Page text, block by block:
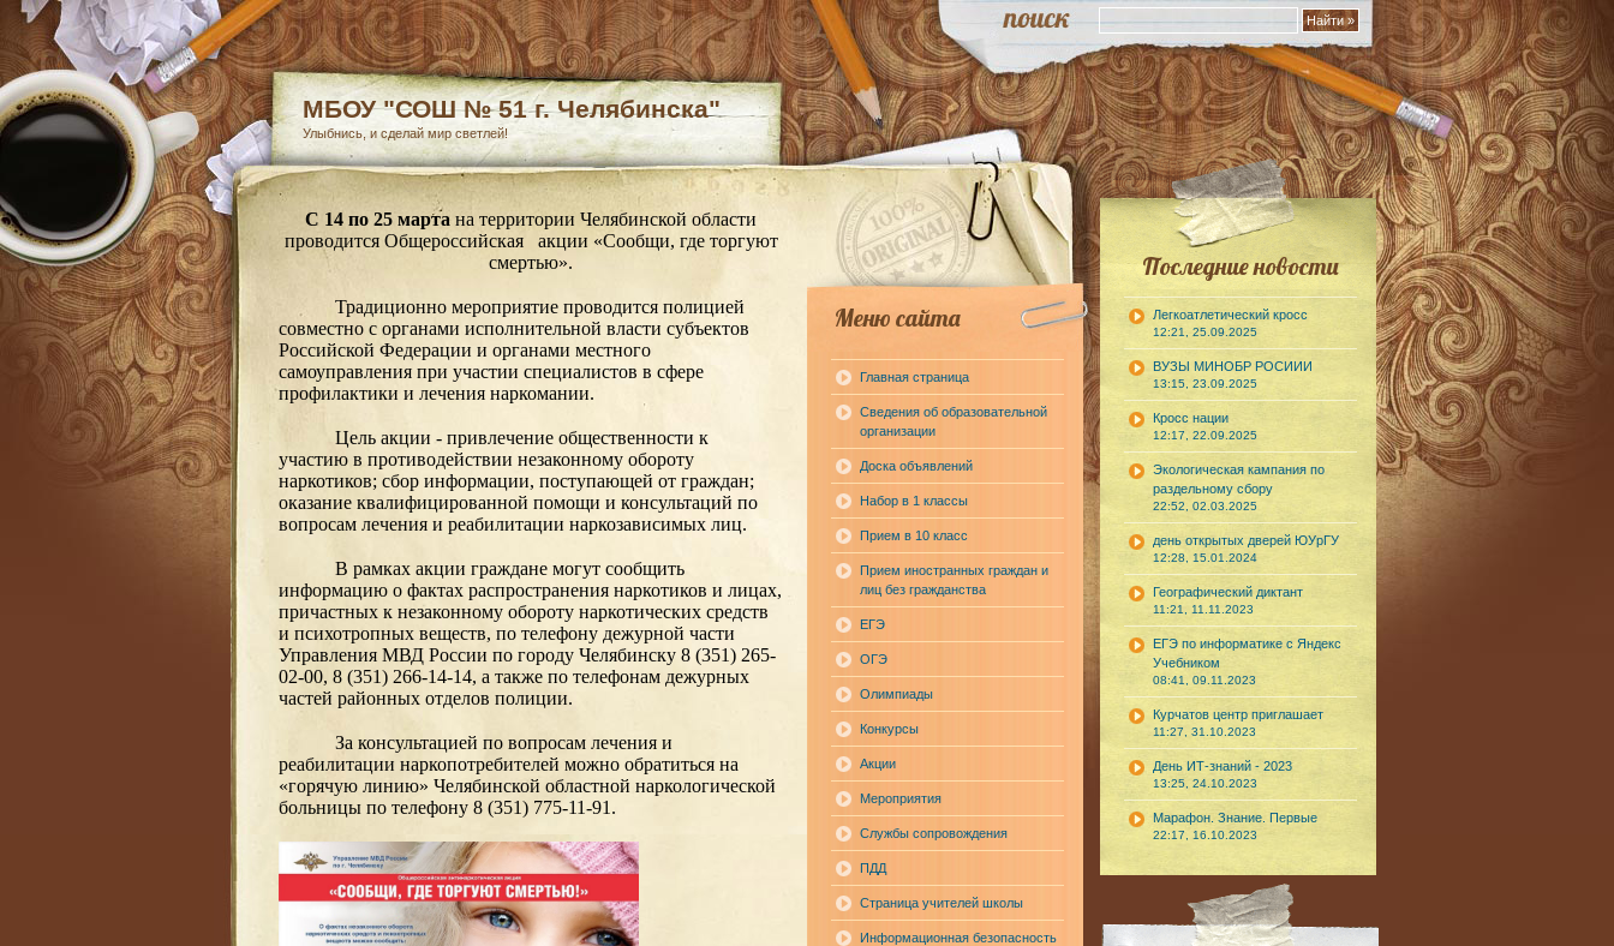
МБОУ "СОШ № 51 г. Челябинска"
Улыбнись, и сделай мир светлей!
C 14 по 25 марта на территории Челябинской области
проводится Общероссийская акции «Сообщи, где торгуют
смертью».
Традиционно мероприятие проводится полицией
совместно с органами исполнительной власти субъектов
Российской Федерации и органами местного
самоуправления при участии специалистов в сфере
профилактики и лечения наркомании.
Цель акции - привлечение общественности к
участию в противодействии незаконному обороту
наркотиков; сбор информации, поступающей от граждан;
оказание квалифицированной помощи и консультаций по
вопросам лечения и реабилитации наркозависимых лиц.
В рамках акции граждане могут сообщить
информацию о фактах распространения наркотиков и лицах,
причастных к незаконному обороту наркотических средств
и психотропных веществ, по телефону дежурной части
Управления МВД России по городу Челябинску 8 (351) 265-
02-00, 8 (351) 266-14-14, а также по телефонам дежурных
частей районных отделов полиции.
За консультацией по вопросам лечения и
реабилитации наркопотребителей можно обратиться на
«горячую линию» Челябинской областной наркологической
больницы по телефону 8 (351) 775-11-91.
Меню сайта
Главная страница
Сведения об образовательной
организации
Доска объявлений
Набор в 1 классы
Прием в 10 класс
Прием иностранных граждан и
лиц без гражданства
ЕГЭ
ОГЭ
Олимпиады
Конкурсы
Акции
Мероприятия
Службы сопровождения
ПДД
Страница учителей школы
Информационная безопасность
Последние новости
Легкоатлетический кросс
12:21, 25.09.2025
ВУЗЫ МИНОБР РОСИИИ
13:15, 23.09.2025
Кросс нации
12:17, 22.09.2025
Экологическая кампания по
раздельному сбору
22:52, 02.03.2025
день открытых дверей ЮУрГУ
12:28, 15.01.2024
Географический диктант
11:21, 11.11.2023
ЕГЭ по информатике с Яндекс
Учебником
08:41, 09.11.2023
Курчатов центр приглашает
11:27, 31.10.2023
День ИТ-знаний - 2023
13:25, 24.10.2023
Марафон. Знание. Первые
22:17, 16.10.2023